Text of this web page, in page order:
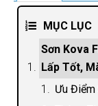
MỤC LỤC
Sơn Kova
Lấp Tốt,
Ưu Điểm